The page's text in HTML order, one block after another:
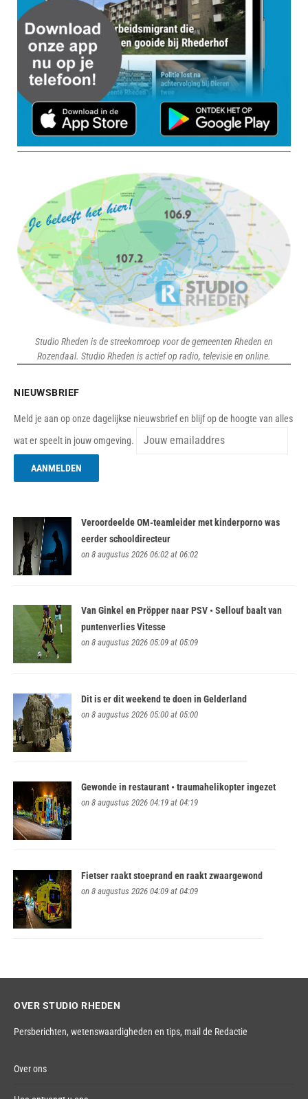
Studio Rheden is de streekomroep voor de gemeenten Rheden en
Rozendaal. Studio Rheden is actief op radio, televisie en online.
NIEUWSBRIEF
Meld je aan op onze dagelijkse nieuwsbrief en blijf op de hoogte van alles
wat er speelt in jouw omgeving.
Veroordeelde OM-teamleider met kinderporno was
eerder schooldirecteur
on 8 augustus 2026 06:02 at 06:02
Van Ginkel en Pröpper naar PSV • Sellouf baalt van
puntenverlies Vitesse
on 8 augustus 2026 05:09 at 05:09
Dit is er dit weekend te doen in Gelderland
on 8 augustus 2026 05:00 at 05:00
Gewonde in restaurant • traumahelikopter ingezet
on 8 augustus 2026 04:19 at 04:19
Fietser raakt stoeprand en raakt zwaargewond
on 8 augustus 2026 04:09 at 04:09
OVER STUDIO RHEDEN
Persberichten, wetenswaardigheden en tips, mail de Redactie
Over ons